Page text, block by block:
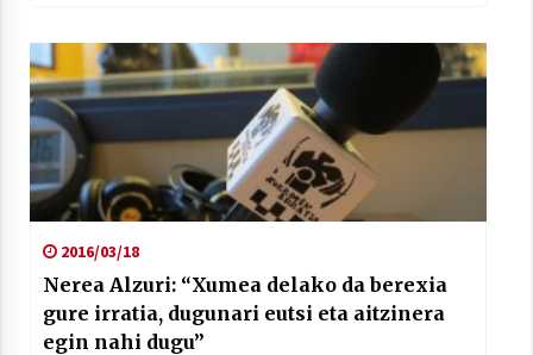
2016/03/18
Nerea Alzuri: “Xumea delako da berexia
gure irratia, dugunari eutsi eta aitzinera
egin nahi dugu”